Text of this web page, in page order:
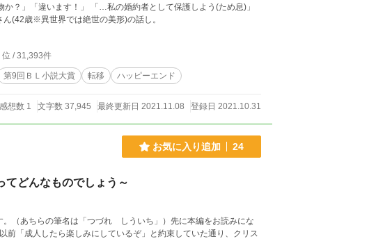
？」「違います！」 「…私の婚約者として保護しよう(ため息)」
(42歳※異世界では絶世の美形)の話し。
位 / 31,393件
第9回ＢＬ小説大賞 転移 ハッピーエンド
感想数 1 文字数 37,945 最終更新日 2021.11.08 登録日 2021.10.31
お気に入り追加 24
てどんなものでしょう～
（あちらの筆名は「つづれ しういち」）先に本編をお読みにな
前「成人したら楽しみにしているぞ」と約束していた通り、クリス